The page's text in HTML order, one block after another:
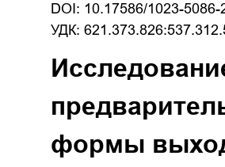
DOI: 10.17586/1023-
УДК:
формы